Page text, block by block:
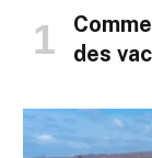
des